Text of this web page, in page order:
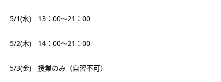
5/1(水) 13：00～21：00
5/2(木) 14：00～21：00
5/3(金) 授業のみ（自習不可）